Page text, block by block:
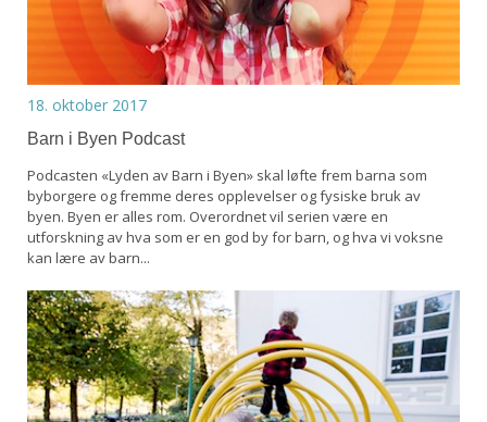
18. oktober 2017
Barn i Byen Podcast
Podcasten «Lyden av Barn i Byen» skal løfte frem barna som
byborgere og fremme deres opplevelser og fysiske bruk av
byen. Byen er alles rom. Overordnet vil serien være en
utforskning av hva som er en god by for barn, og hva vi voksne
kan lære av barn...